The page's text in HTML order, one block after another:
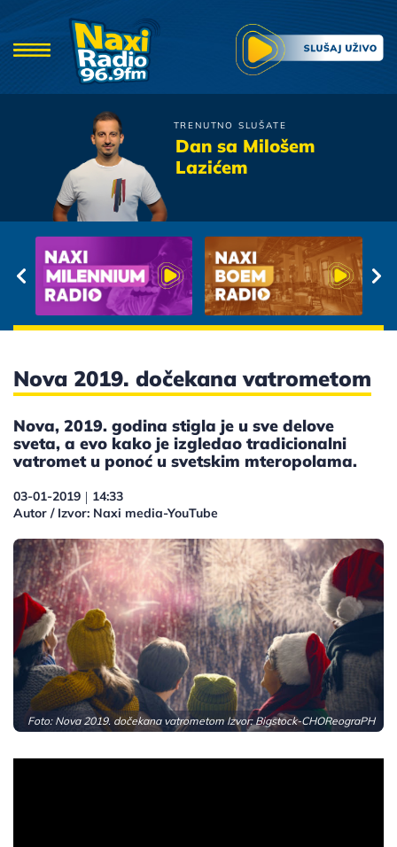
TRENUTNO SLUŠATE
Dan sa Milošem
Lazićem
Atomsko Skloniste
Treba Imat Dusu
Nova 2019. dočekana vatrometom
Nova, 2019. godina stigla je u sve delove
sveta, a evo kako je izgledao tradicionalni
vatromet u ponoć u svetskim mteropolama.
03-01-2019 | 14:33
Autor / Izvor: Naxi media-YouTube
Foto: Nova 2019. dočekana vatrometom Izvor:Bigstock-CHOReograPH